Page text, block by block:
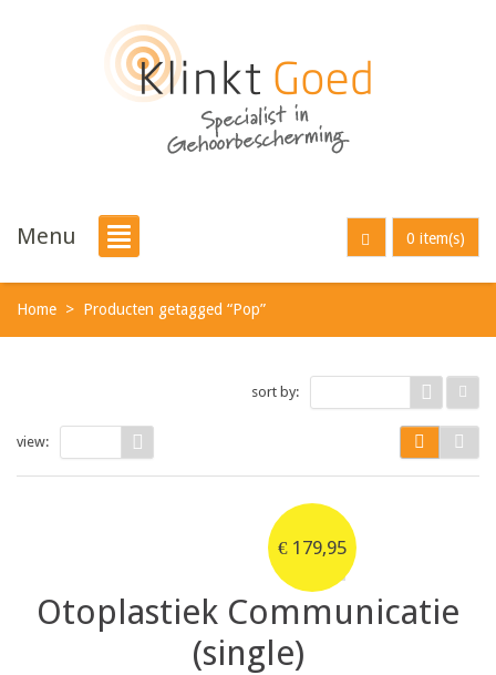
Menu 0 item(s)
Home > Producten getagged “Pop”
sort by:
view:
€ 179,95
Otoplastiek Communicatie
(single)